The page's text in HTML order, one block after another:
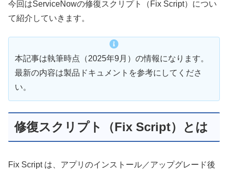
今回はServiceNowの修復スクリプト（Fix Script）につい
て紹介していきます。
本記事は執筆時点（2025年9月）の情報になります。
最新の内容は製品ドキュメントを参考にしてくださ
い。
修復スクリプト（Fix Script）とは
Fix Script は、アプリのインストール／アップグレード後